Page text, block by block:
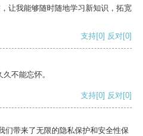
让我能够随时随地学习新知识，拓宽
支持[0] 反对[0]
不能忘怀。
支持[0] 反对[0]
们带来了无限的隐私保护和安全性保